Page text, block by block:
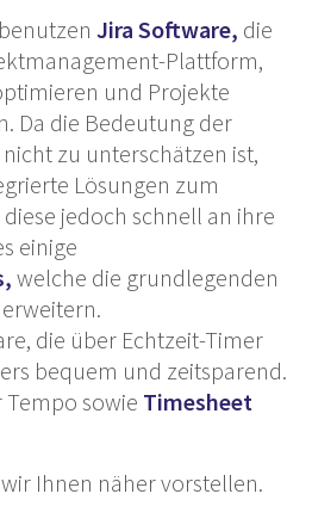
Jira Software, die
Plattform,
und Projekte
Da die Bedeutung der
zu unterschätzen ist,
Lösungen zum
jedoch schnell an ihre
einige
welche die grundlegenden
die über Echtzeit-Timer
bequem und zeitsparend.
sowie Timesheet
Ihnen näher vorstellen.